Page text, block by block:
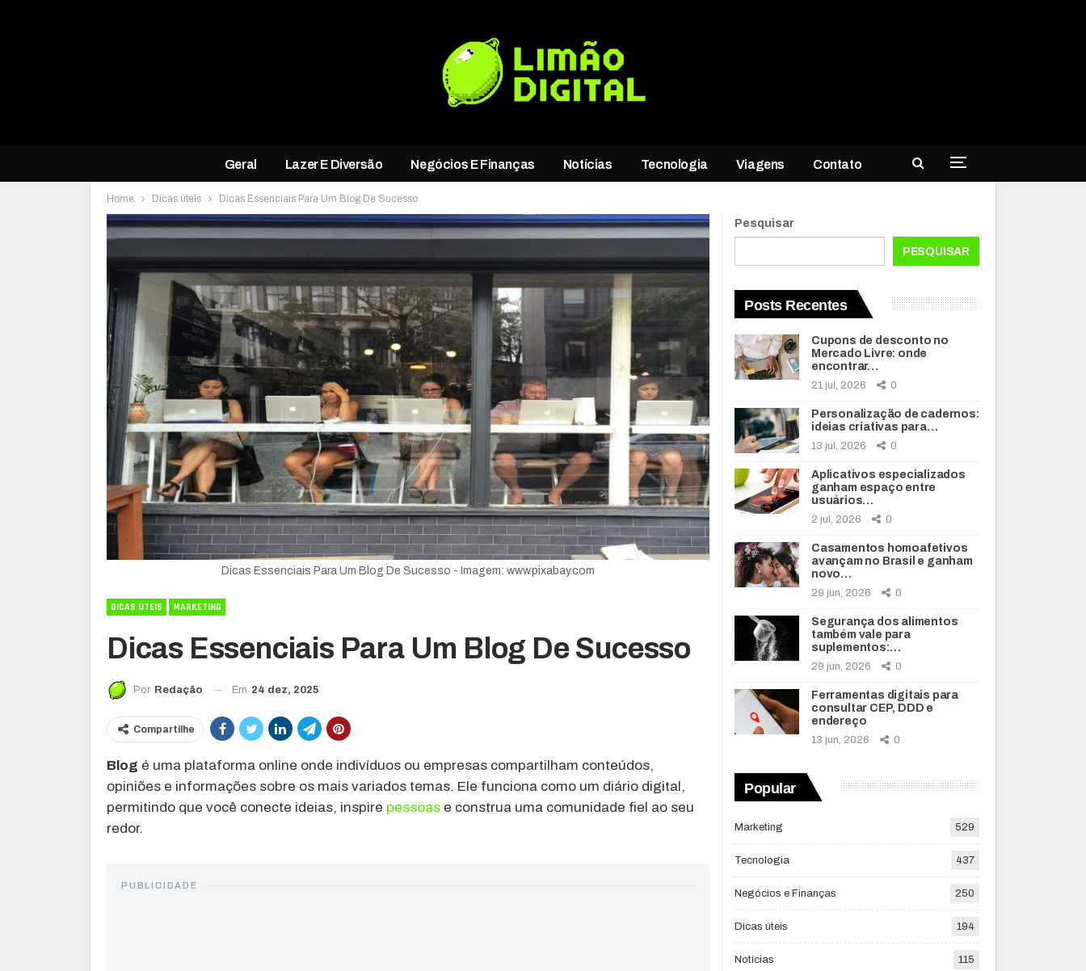
Geral Lazer E Diversão Negócios E Finanças Notícias Tecnologia Viagens Contato
Home Dicas úteis Dicas Essenciais Para Um Blog De Sucesso
Dicas Essenciais Para Um Blog De Sucesso - Imagem: www.pixabay.com
DICAS ÚTEIS MARKETING
Dicas Essenciais Para Um Blog De Sucesso
Por Redação Em 24 dez, 2025
Compartilhe
Blog é uma plataforma online onde indivíduos ou empresas compartilham conteúdos,
opiniões e informações sobre os mais variados temas. Ele funciona como um diário digital,
permitindo que você conecte ideias, inspire pessoas e construa uma comunidade fiel ao seu
redor.
PUBLICIDADE
Pesquisar
PESQUISAR
Posts Recentes
Cupons de desconto no
Mercado Livre: onde
encontrar…
21 jul, 2026 0
Personalização de cadernos:
ideias criativas para…
13 jul, 2026 0
Aplicativos especializados
ganham espaço entre
usuários…
2 jul, 2026 0
Casamentos homoafetivos
avançam no Brasil e ganham
novo…
29 jun, 2026 0
Segurança dos alimentos
também vale para
suplementos:…
29 jun, 2026 0
Ferramentas digitais para
consultar CEP, DDD e
endereço
13 jun, 2026 0
Popular
Marketing 529
Tecnologia 437
Negócios e Finanças 250
Dicas úteis 194
Notícias 115